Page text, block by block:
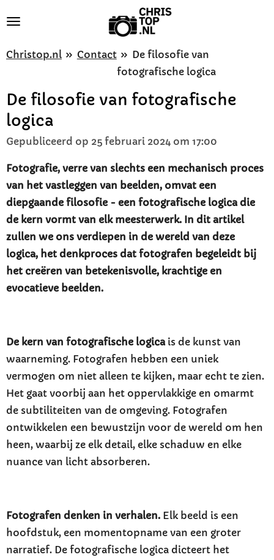
naar
Christop.nl » Contact » De filosofie van
fotografische logica
De filosofie van fotografische
logica
Gepubliceerd op 25 februari 2024 om 17:00
Fotografie, verre van slechts een mechanisch proces
van het vastleggen van beelden, omvat een
diepgaande filosofie - een fotografische logica die
de kern vormt van elk meesterwerk. In dit artikel
zullen we ons verdiepen in de wereld van deze
logica, het denkproces dat fotografen begeleidt bij
het creëren van betekenisvolle, krachtige en
evocatieve beelden.
De kern van fotografische logica is de kunst van
waarneming. Fotografen hebben een uniek
vermogen om niet alleen te kijken, maar echt te zien.
Het gaat voorbij aan het oppervlakkige en omarmt
de subtiliteiten van de omgeving. Fotografen
ontwikkelen een bewustzijn voor de wereld om hen
heen, waarbij ze elk detail, elke schaduw en elke
nuance van licht absorberen.
Fotografen denken in verhalen. Elk beeld is een
hoofdstuk, een momentopname van een groter
narratief. De fotografische logica dicteert het